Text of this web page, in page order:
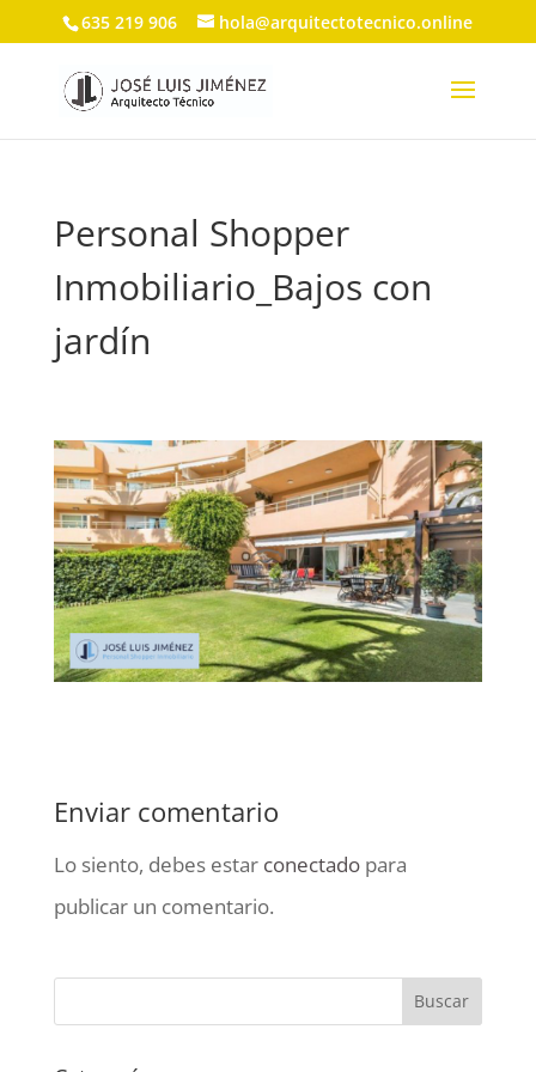
635 219 906 hola@arquitectotecnico.online
Personal Shopper
Inmobiliario_Bajos con
jardín
Enviar comentario
Lo siento, debes estar conectadopara
publicar un comentario.